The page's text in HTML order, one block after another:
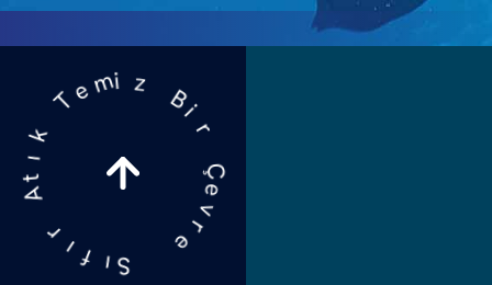
f
r
A
ı
T
e
m
iz B i
r
Ç
e
v
r
e